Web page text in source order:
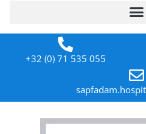
+32 (0) 71 535 055